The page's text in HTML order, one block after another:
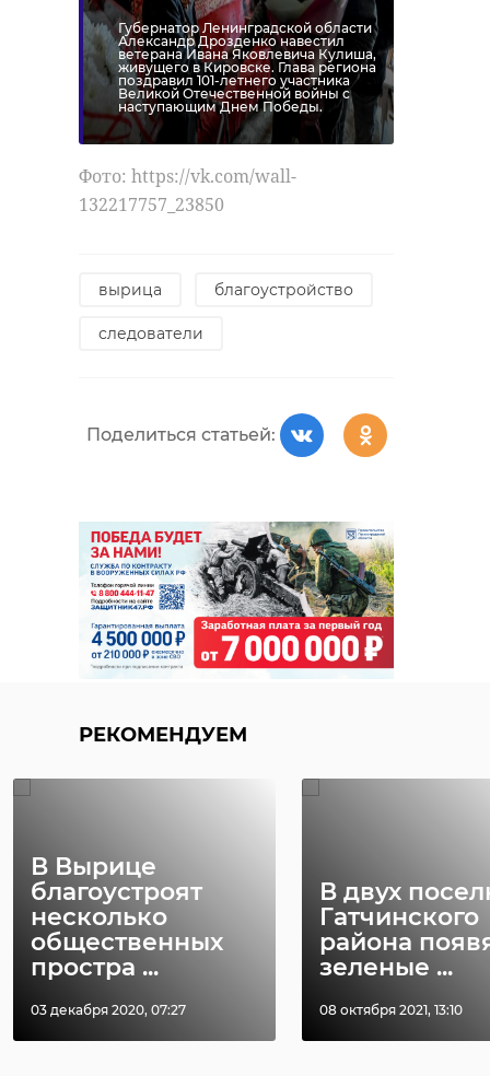
Губернатор Ленинградской области
Александр Дрозденко навестил
ветерана Ивана Яковлевича Кулиша,
живущего в Кировске. Глава региона
поздравил 101-летнего участника
Великой Отечественной войны с
наступающим Днем Победы.
Фото: https://vk.com/wall-
132217757_23850
вырица благоустройство
следователи
Поделиться статьей:
РЕКОМЕНДУЕМ
В Вырице
благоустроят
несколько
общественных
простра ...
03 декабря 2020, 07:27
В двух
Гатчинского
района
зеленые ...
08 октября 2021, 13:10